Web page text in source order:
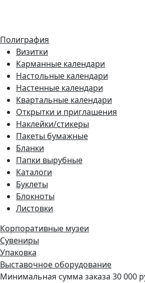
Полиграфия
Визитки
Карманные календари
Настольные календари
Настенные календари
Квартальные календари
Открытки и приглашения
Наклейки/стикеры
Пакеты бумажные
Бланки
Папки вырубные
Каталоги
Буклеты
Блокноты
Листовки
Корпоративные музеи
Сувениры
Упаковка
Выставочное оборудование
Минимальная сумма заказа 30 000